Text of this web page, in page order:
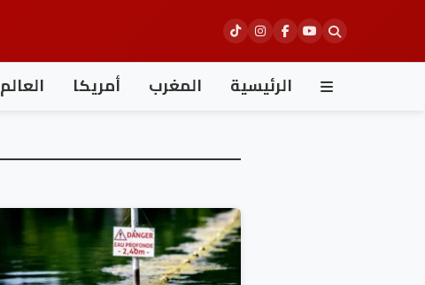
الرئيسية المغرب أمريكا العالم